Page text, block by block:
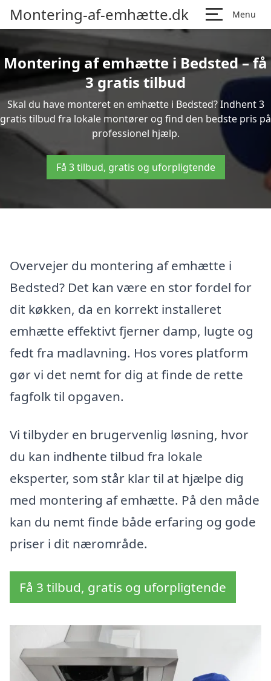
Montering-af-emhætte.dk Menu
Montering af emhætte i Bedsted – få
3 gratis tilbud
Skal du have monteret en emhætte i Bedsted? Indhent 3
gratis tilbud fra lokale montører og find den bedste pris på
professionel hjælp.
Få 3 tilbud, gratis og uforpligtende
Overvejer du montering af emhætte i
Bedsted? Det kan være en stor fordel for
dit køkken, da en korrekt installeret
emhætte effektivt fjerner damp, lugte og
fedt fra madlavning. Hos vores platform
gør vi det nemt for dig at finde de rette
fagfolk til opgaven.
Vi tilbyder en brugervenlig løsning, hvor
du kan indhente tilbud fra lokale
eksperter, som står klar til at hjælpe dig
med montering af emhætte. På den måde
kan du nemt finde både erfaring og gode
priser i dit nærområde.
Få 3 tilbud, gratis og uforpligtende